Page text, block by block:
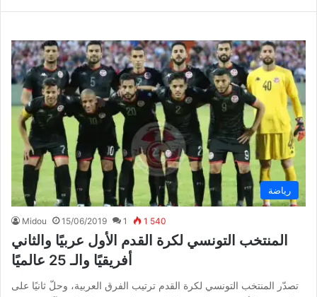
رياضة
Midou 15/06/2019 1 1 540
المنتخب التونسي لكرة القدم الأول عربيًا والثاني
أفريقيًا والـ 25 عالميًا
تصدّر المنتخب التونسي لكرة القدم ترتيب الفرق العربية، وحلّ ثانيًا على